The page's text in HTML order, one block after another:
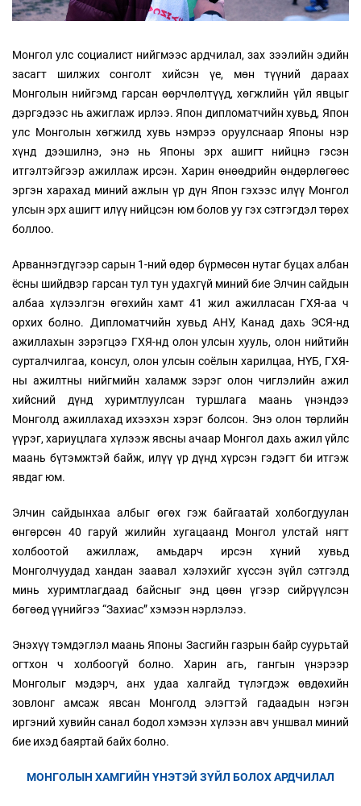
Монгол улс социалист нийгмээс ардчилал, зах зээлийн эдийн
засагт шилжих сонголт хийсэн үе, мөн түүний дараах
Монголын нийгэмд гарсан өөрчлөлтүүд, хөгжлийн үйл явцыг
дэргэдээс нь ажиглаж ирлээ. Япон дипломатчийн хувьд, Япон
улс Монголын хөгжилд хувь нэмрээ оруулснаар Японы нэр
хүнд дээшилнэ, энэ нь Японы эрх ашигт нийцнэ гэсэн
итгэлтэйгээр ажиллаж ирсэн. Харин өнөөдрийн өндөрлөгөөс
эргэн харахад миний ажлын үр дүн Япон гэхээс илүү Монгол
улсын эрх ашигт илүү нийцсэн юм болов уу гэх сэтгэгдэл төрөх
боллоо.
Арваннэгдүгээр сарын 1-ний өдөр бүрмөсөн нутаг буцах албан
ёсны шийдвэр гарсан тул тун удахгүй миний бие Элчин сайдын
албаа хүлээлгэн өгөхийн хамт 41 жил ажилласан ГХЯ-аа ч
орхих болно. Дипломатчийн хувьд АНУ, Канад дахь ЭСЯ-нд
ажиллахын зэрэгцээ ГХЯ-нд олон улсын хууль, олон нийтийн
сурталчилгаа, консул, олон улсын соёлын харилцаа, НҮБ, ГХЯ-
ны ажилтны нийгмийн халамж зэрэг олон чиглэлийн ажил
хийсний дүнд хуримтлуулсан туршлага маань үнэндээ
Монголд ажиллахад ихээхэн хэрэг болсон. Энэ олон төрлийн
үүрэг, хариуцлага хүлээж явсны ачаар Монгол дахь ажил үйлс
маань бүтэмжтэй байж, илүү үр дүнд хүрсэн гэдэгт би итгэж
явдаг юм.
Элчин сайдынхаа албыг өгөх гэж байгаатай холбогдуулан
өнгөрсөн 40 гаруй жилийн хугацаанд Монгол улстай нягт
холбоотой ажиллаж, амьдарч ирсэн хүний хувьд
Монголчуудад хандан заавал хэлэхийг хүссэн зүйл сэтгэлд
минь хуримтлагдаад байсныг энд цөөн үгээр сийрүүлсэн
бөгөөд үүнийгээ “Захиас” хэмээн нэрлэлээ.
Энэхүү тэмдэглэл маань Японы Засгийн газрын байр суурьтай
огтхон ч холбоогүй болно. Харин агь, гангын үнэрээр
Монголыг мэдэрч, анх удаа халгайд түлэгдэж өвдөхийн
зовлонг амсаж явсан Монголд элэгтэй гадаадын нэгэн
иргэний хувийн санал бодол хэмээн хүлээн авч уншвал миний
бие ихэд баяртай байх болно.
МОНГОЛЫН ХАМГИЙН ҮНЭТЭЙ ЗҮЙЛ БОЛОХ АРДЧИЛАЛ